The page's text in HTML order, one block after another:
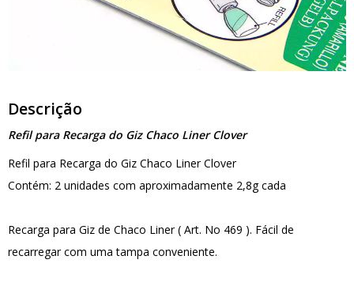
Descrição
Refil para Recarga do Giz Chaco Liner Clover
Refil para Recarga do Giz Chaco Liner Clover
Contém: 2 unidades com aproximadamente 2,8g cada
Recarga para Giz de Chaco Liner ( Art. No 469 ). Fácil de
recarregar com uma tampa conveniente.